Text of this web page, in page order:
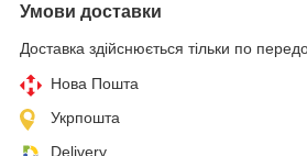
Умови доставки
Доставка здійснюється тільки по
Нова Пошта
Укрпошта
Delivery